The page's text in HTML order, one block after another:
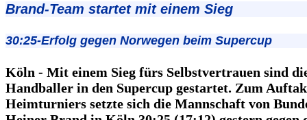
Brand-Team startet mit einem Sieg
30:25-Erfolg gegen Norwegen beim Supercup
Köln - Mit einem Sieg fürs Selbstvertrauen sind
Handballer in den Supercup gestartet. Zum
Heimturniers setzte sich die Mannschaft von